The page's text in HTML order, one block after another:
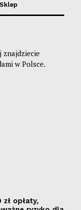
Sklep
w Polsce.
opłaty,